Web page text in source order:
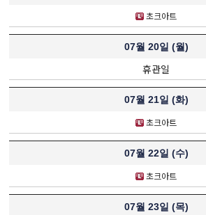
초크아트
07월 20일 (월)
휴관일
07월 21일 (화)
초크아트
07월 22일 (수)
초크아트
07월 23일 (목)